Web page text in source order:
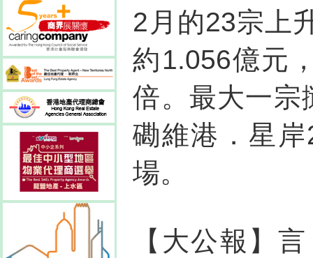
2月的23宗上
約1.056億元
倍。最大一宗
磡維港．星
場。
【大公報】